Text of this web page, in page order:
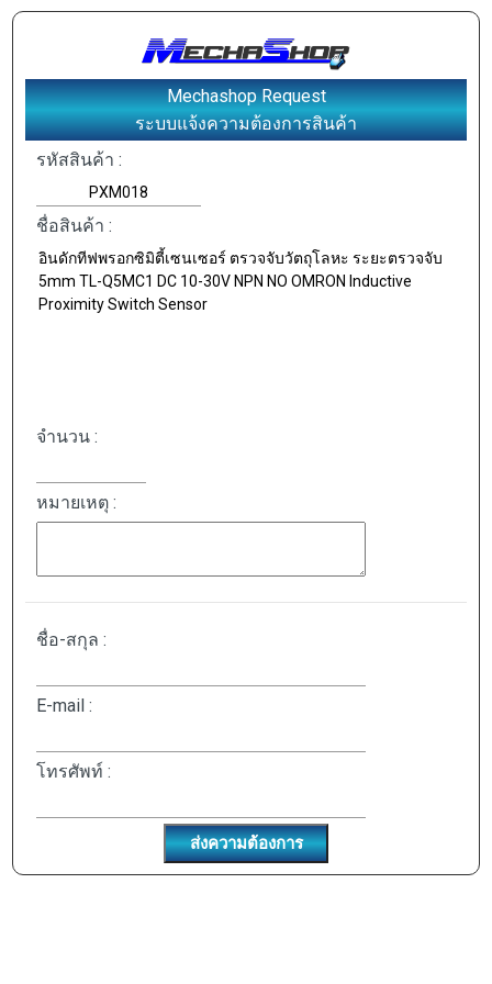
Mechashop Request
ระบบแจ้งความต้องการสินค้า
รหัสสินค้า :
ชื่อสินค้า :
จำนวน :
หมายเหตุ :
ชื่อ-สกุล :
E-mail :
โทรศัพท์ :